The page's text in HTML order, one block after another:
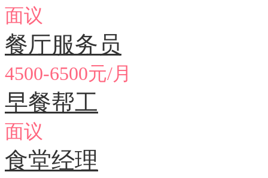
面议
餐厅服务员
4500-6500元/月
早餐帮工
面议
食堂经理